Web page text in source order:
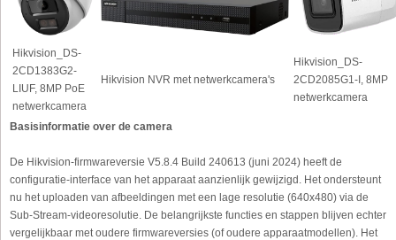
Hikvision_DS-
2CD1383G2-
LIUF, 8MP PoE
netwerkcamera
Hikvision NVR met netwerkcamera's
Hikvision_DS-
2CD2085G1-I, 8MP
netwerkcamera
Basisinformatie over de camera
De Hikvision-firmwareversie V5.8.4 Build 240613 (juni 2024) heeft de
configuratie-interface van het apparaat aanzienlijk gewijzigd. Het ondersteunt
nu het uploaden van afbeeldingen met een lage resolutie (640x480) via de
Sub-Stream-videoresolutie. De belangrijkste functies en stappen blijven echter
vergelijkbaar met oudere firmwareversies (of oudere apparaatmodellen). Het